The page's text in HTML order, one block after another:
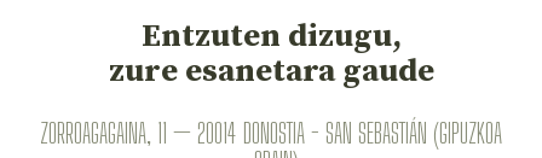
Entzuten dizugu,
zure esanetara gaude
ZORROAGAGAINA, 11 — 20014 DONOSTIA - SAN SEBASTIÁN (GIPUZKOA